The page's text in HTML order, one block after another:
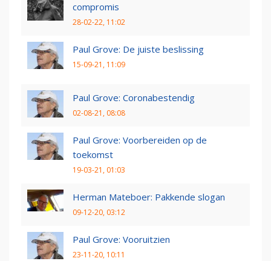
compromis
28-02-22, 11:02
Paul Grove: De juiste beslissing
15-09-21, 11:09
Paul Grove: Coronabestendig
02-08-21, 08:08
Paul Grove: Voorbereiden op de
toekomst
19-03-21, 01:03
Herman Mateboer: Pakkende slogan
09-12-20, 03:12
Paul Grove: Vooruitzien
23-11-20, 10:11